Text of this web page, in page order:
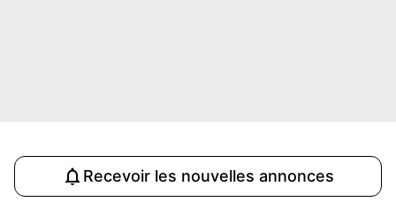
Recevoir les nouvelles annonces